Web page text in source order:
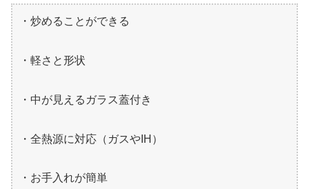
・炒めることができる
・軽さと形状
・中が見えるガラス蓋付き
・全熱源に対応（ガスやIH）
・お手入れが簡単